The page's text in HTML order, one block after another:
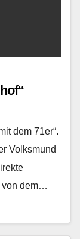
dem 71er“.
Volksmund
von dem…